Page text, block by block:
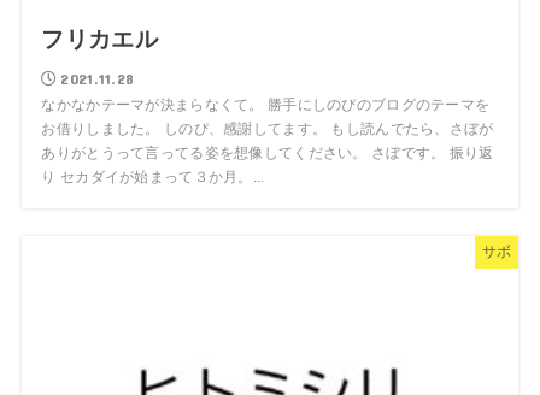
フリカエル
2021.11.28
なかなかテーマが決まらなくて。 勝手にしのぴのブログのテーマを
お借りしました。 しのぴ、感謝してます。 もし読んでたら、さぼが
ありがとうって言ってる姿を想像してください。 さぼです。 振り返
り セカダイが始まって３か月。...
サボ